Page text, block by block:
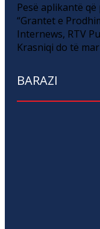
Pesë aplikantë
“Grantet e
Internews, RTV
Krasniqi do të
BARAZI